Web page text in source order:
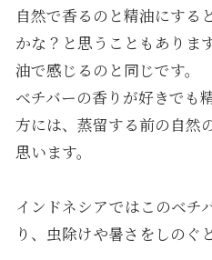
自然で香るのと精油にする
かな？と思うこともありま
油で感じるのと同じです。
ベチバーの香りが好きでも
方には、蒸留する前の自然
思います。
インドネシアではこのベチ
り、虫除けや暑さをしのぐ